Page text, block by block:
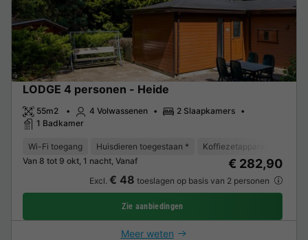
LODGE 4 personen - Heide
55m2 4 Volwassenen
2 Slaapkamers
1 Badkamer
Wi-Fi toegang Huisdieren toegestaan * Koffiezetapparaat
Van 8 tot 9 okt, 1 nacht, Vanaf
€ 282,90
Excl. € 48 toeslagen op basis van 2 personen
Zie aanbiedingen
Meer weten